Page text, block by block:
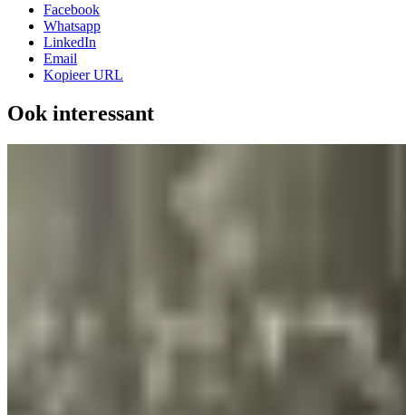
Facebook
Whatsapp
LinkedIn
Email
Kopieer URL
Ook interessant